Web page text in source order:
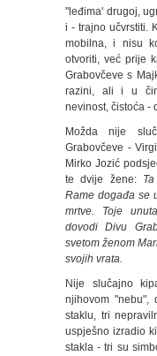
"leđima' drugoj,
i - trajno učvrstiti.
mobilna, i nisu
otvoriti, već prije
Grabovčeve s
razini, ali i u
nevinost, čistoća -
Možda nije
Grabovčeve -
Mirko Jozić
te dvije žene:
Rame događa se
mrtve. Toje
dovodi Divu
svetom ženom
svojih vrata.
Nije slučajno
njihovom
staklu, tri
uspješno izradio
stakla - tri su